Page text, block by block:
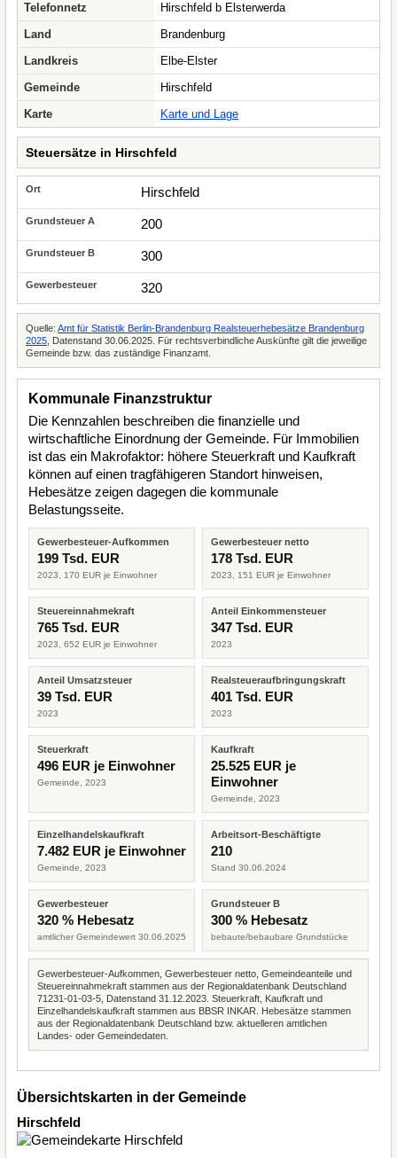
Telefonnetz
Hirschfeld b Elsterwerda
Land
Brandenburg
Landkreis
Elbe-Elster
Gemeinde
Hirschfeld
Karte
Karte und Lage
Steuersätze in Hirschfeld
Hirschfeld
200
300
320
Quelle: Amt für Statistik Berlin-Brandenburg Realsteuerhebesätze Brandenburg
2025 , Datenstand 30.06.2025. Für rechtsverbindliche Auskünfte gilt die jeweilige
Gemeinde bzw. das zuständige Finanzamt.
Kommunale Finanzstruktur
Die Kennzahlen beschreiben die finanzielle und
wirtschaftliche Einordnung der Gemeinde. Für Immobilien
ist das ein Makrofaktor: höhere Steuerkraft und Kaufkraft
können auf einen tragfähigeren Standort hinweisen,
Hebesätze zeigen dagegen die kommunale
Belastungsseite.
Gewerbesteuer-Aufkommen
199 Tsd. EUR
2023, 170 EUR je Einwohner
Gewerbesteuer netto
178 Tsd. EUR
2023, 151 EUR je Einwohner
Steuereinnahmekraft
765 Tsd. EUR
2023, 652 EUR je Einwohner
Anteil Einkommensteuer
347 Tsd. EUR
2023
Anteil Umsatzsteuer
39 Tsd. EUR
2023
Realsteueraufbringungskraft
401 Tsd. EUR
2023
Steuerkraft
496 EUR je Einwohner
Gemeinde, 2023
Kaufkraft
25.525 EUR je
Einwohner
Gemeinde, 2023
Einzelhandelskaufkraft
7.482 EUR je Einwohner
Gemeinde, 2023
Arbeitsort-Beschäftigte
210
Stand 30.06.2024
Gewerbesteuer
320 % Hebesatz
amtlicher Gemeindewert 30.06.2025
Grundsteuer B
300 % Hebesatz
bebaute/bebaubare Grundstücke
Gewerbesteuer-Aufkommen, Gewerbesteuer netto, Gemeindeanteile und
Steuereinnahmekraft stammen aus der Regionaldatenbank Deutschland
71231-01-03-5, Datenstand 31.12.2023. Steuerkraft, Kaufkraft und
Einzelhandelskaufkraft stammen aus BBSR INKAR. Hebesätze stammen
aus der Regionaldatenbank Deutschland bzw. aktuelleren amtlichen
Landes- oder Gemeindedaten.
Übersichtskarten in der Gemeinde
Hirschfeld